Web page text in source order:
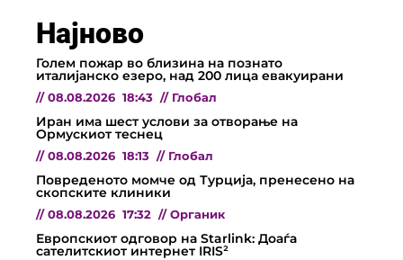
Најново
Голем пожар во близина на познато
италијанско езеро, над 200 лица евакуирани
// 08.08.2026 18:43 // Глобал
Иран има шест услови за отворање на
Ормускиот теснец
// 08.08.2026 18:13 // Глобал
Повреденото момче од Турција, пренесено на
скопските клиники
// 08.08.2026 17:32 // Органик
Европскиот одговор на Starlink: Доаѓа
сателитскиот интернет IRIS²